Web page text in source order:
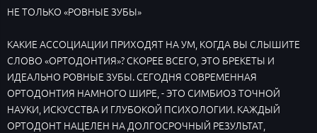
НЕ ТОЛЬКО «РОВНЫЕ ЗУБЫ»
КАКИЕ АССОЦИАЦИИ ПРИХОДЯТ НА УМ, КОГДА ВЫ СЛЫШИТЕ
СЛОВО «ОРТОДОНТИЯ»? СКОРЕЕ ВСЕГО, ЭТО БРЕКЕТЫ И
ИДЕАЛЬНО РОВНЫЕ ЗУБЫ. СЕГОДНЯ СОВРЕМЕННАЯ
ОРТОДОНТИЯ НАМНОГО ШИРЕ, - ЭТО СИМБИОЗ ТОЧНОЙ
НАУКИ, ИСКУССТВА И ГЛУБОКОЙ ПСИХОЛОГИИ. КАЖДЫЙ
ОРТОДОНТ НАЦЕЛЕН НА ДОЛГОСРОЧНЫЙ РЕЗУЛЬТАТ,